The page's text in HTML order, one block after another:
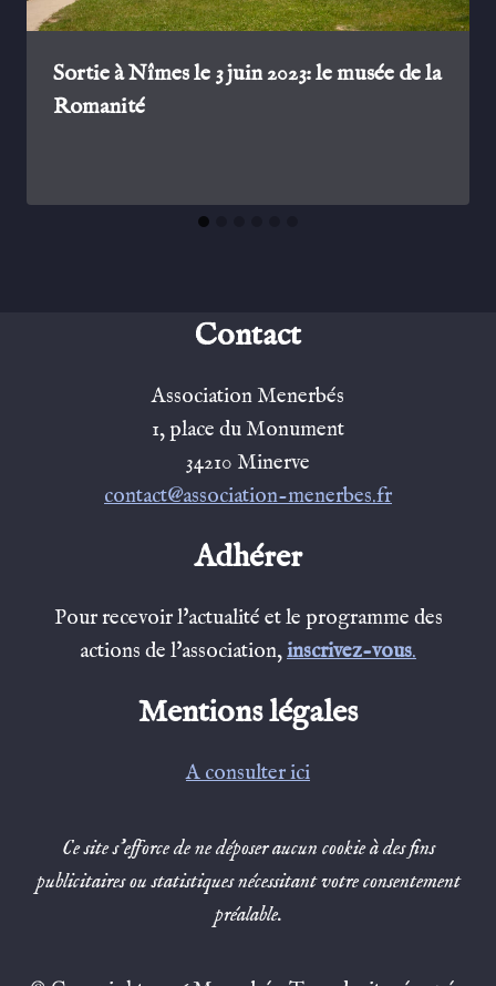
Sortie à Nîmes le 3 juin 2023: le musée de la
Romanité
Contact
Association Menerbés
1, place du Monument
34210 Minerve
contact@association-menerbes.fr
Adhérer
Pour recevoir l'actualité et le programme des
actions de l'association,inscrivez-vous.
Mentions légales
A consulter ici
Ce site s’efforce de ne déposer aucun cookie à des fins
publicitaires ou statistiques nécessitant votre consentement
préalable.